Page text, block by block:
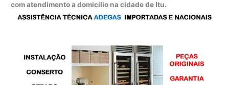
com atendimento a domicílio na cidade de Itu.